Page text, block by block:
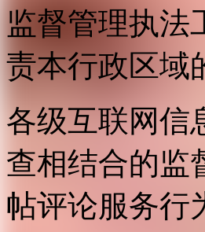
监督管理执法
责本行政区域
各级互联网信
查相结合的监
帖评论服务行